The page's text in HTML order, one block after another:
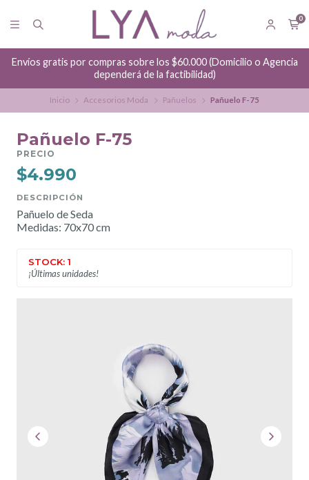
0
Envíos gratis por compras sobre los $60.000 (Domicilio o Agencia
dependerá de la factibilidad)
Inicio Accesorios Moda Pañuelos Pañuelo F-75
Pañuelo F-75
PRECIO
$4.990
DESCRIPCIÓN
Pañuelo de Seda
Medidas: 70x70 cm
STOCK: 1
¡Últimas unidades!